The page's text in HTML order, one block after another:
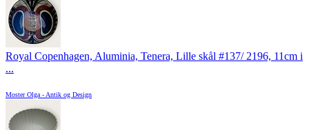
Royal Copenhagen, Aluminia, Tenera, Lille skål #137/ 2196, 11cm i
...
Moster Olga - Antik og Design